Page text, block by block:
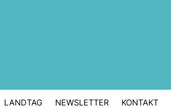
LANDTAG NEWSLETTER KONTAKT